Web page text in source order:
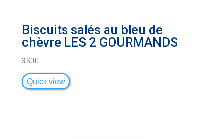
Biscuits salés au bleu de
chèvre LES 2 GOURMANDS
3,60€
Quick view